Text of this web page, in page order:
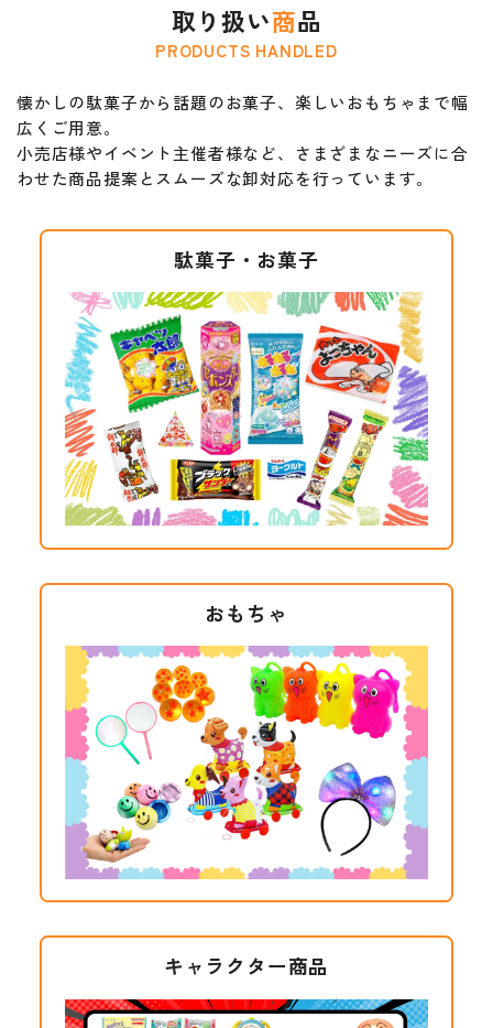
取り扱い商品
PRODUCTS HANDLED
懐かしの駄菓子から話題のお菓子、楽しいおもちゃまで幅
広くご用意。
小売店様やイベント主催者様など、さまざまなニーズに合
わせた商品提案とスムーズな卸対応を行っています。
駄菓子・お菓子
おもちゃ
キャラクター商品